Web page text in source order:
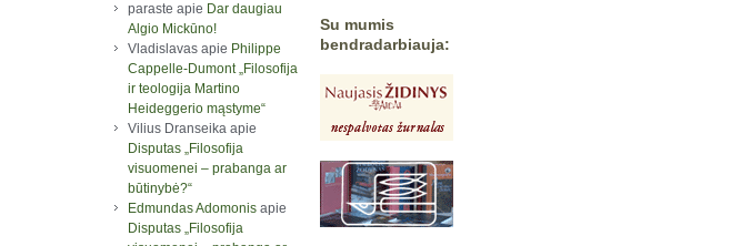
paraste apie Dar daugiau
Algio Mickūno!
Vladislavas apie Philippe
Cappelle-Dumont „Filosofija
ir teologija Martino
Heideggerio mąstyme“
Vilius Dranseika apie
Disputas „Filosofija
visuomenei – prabanga ar
būtinybė?“
Edmundas Adomonis apie
Disputas „Filosofija
Su mumis
bendradarbiauja: